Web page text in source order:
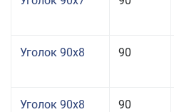
Уголок 90x8 90
Уголок 90x8 90